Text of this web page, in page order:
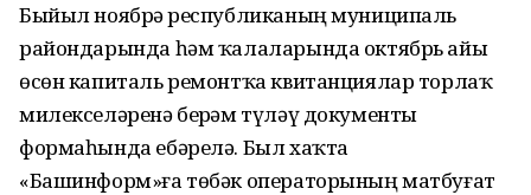
Быйыл ноябрҙә республиканың муниципаль
райондарында һәм ҡалаларында октябрь айы
өсөн капиталь ремонтҡа квитанциялар торлаҡ
милекселәренә берҙәм түләү документы
формаһында ебәрелә. Был хаҡта
«Башинформ»ға төбәк операторының матбуғат